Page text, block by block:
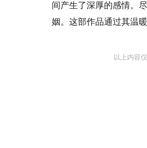
间产生了深厚的感情。
姻。这部作品通过其温
以上内容